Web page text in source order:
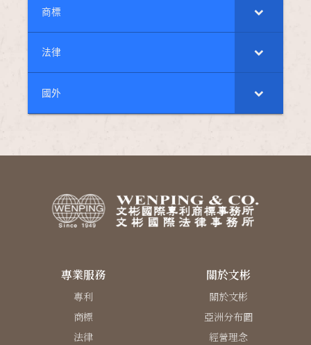
商標
法律
國外
專業服務
專利
商標
法律
關於文彬
關於文彬
亞洲分布圖
經營理念